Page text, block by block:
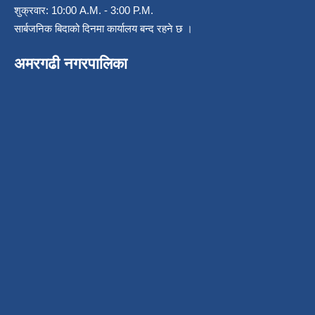
शुक्रवार: 10:00 A.M. - 3:00 P.M.
सार्बजनिक बिदाको दिनमा कार्यालय बन्द रहने छ ।
अमरगढी नगरपालिका